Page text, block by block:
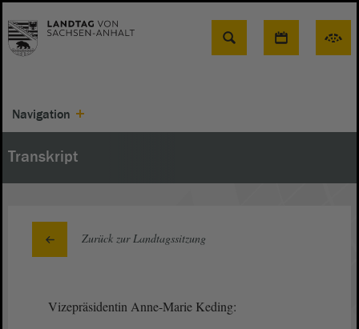
Suche
Navigation
Transkript
Zurück zur Landtagssitzung
Vizepräsidentin Anne-Marie Keding: